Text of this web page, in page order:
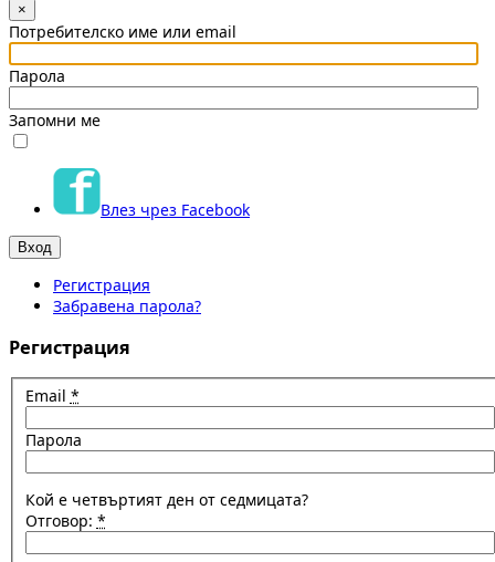
×
Потребителско име или email
Парола
Запомни ме
Влез чрез Facebook
Регистрация
Забравена парола?
Регистрация
Email *
Парола
Кой е четвъртият ден от седмицата?
Отговор: *